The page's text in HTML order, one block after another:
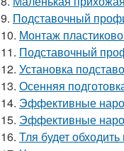
9. Подставочный
10. Монтаж
11. Подставочный
12. Установка
13. Осенняя
14. Эффективные
15. Эффективные
16. Тля будет